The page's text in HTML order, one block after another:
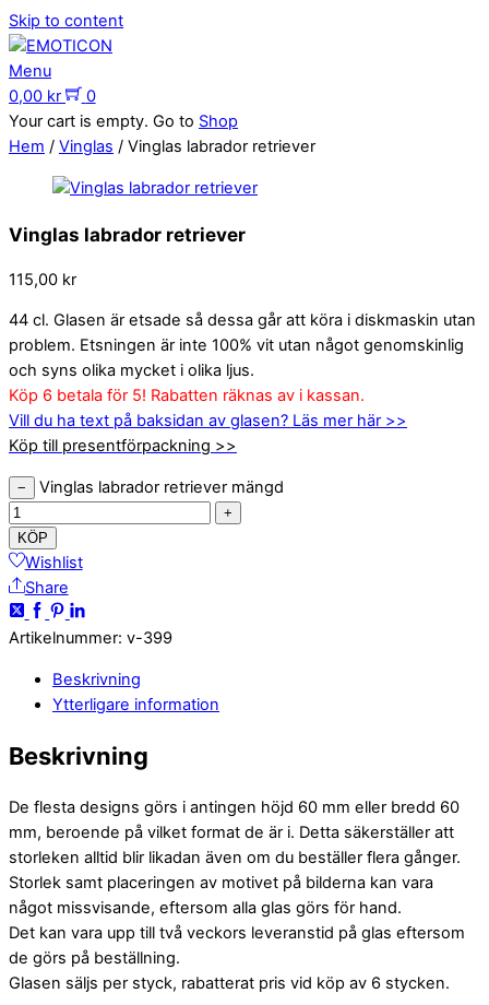
Skip to content
Menu
0,00 kr
0
Your cart is empty. Go to Shop
Hem / Vinglas / Vinglas labrador retriever
Vinglas labrador retriever
115,00 kr
44 cl. Glasen är etsade så dessa går att köra i diskmaskin utan
problem. Etsningen är inte 100% vit utan något genomskinlig
och syns olika mycket i olika ljus.
Köp 6 betala för 5! Rabatten räknas av i kassan.
Vill du ha text på baksidan av glasen? Läs mer här >>
Köp till presentförpackning >>
− Vinglas labrador retriever mängd
+
KÖP
Wishlist
Share
Artikelnummer: v-399
Beskrivning
Ytterligare information
Beskrivning
De flesta designs görs i antingen höjd 60 mm eller bredd 60
mm, beroende på vilket format de är i. Detta säkerställer att
storleken alltid blir likadan även om du beställer flera gånger.
Storlek samt placeringen av motivet på bilderna kan vara
något missvisande, eftersom alla glas görs för hand.
Det kan vara upp till två veckors leveranstid på glas eftersom
de görs på beställning.
Glasen säljs per styck, rabatterat pris vid köp av 6 stycken.